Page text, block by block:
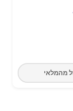
מהמלאי